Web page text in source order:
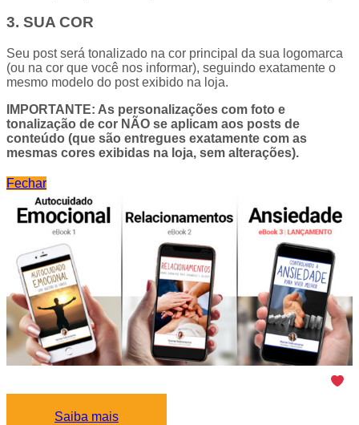
3. SUA COR
Seu post será tonalizado na cor principal da sua logomarca
(ou na cor que você nos informar), seguindo exatamente o
mesmo modelo do post exibido na loja.
IMPORTANTE: As personalizações com foto e
tonalização de cor NÃO se aplicam aos posts de
conteúdo (que são entregues exatamente com as
mesmas cores exibidas na loja, sem alterações).
Fechar
Saiba mais